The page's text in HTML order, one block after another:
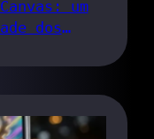
um
dos